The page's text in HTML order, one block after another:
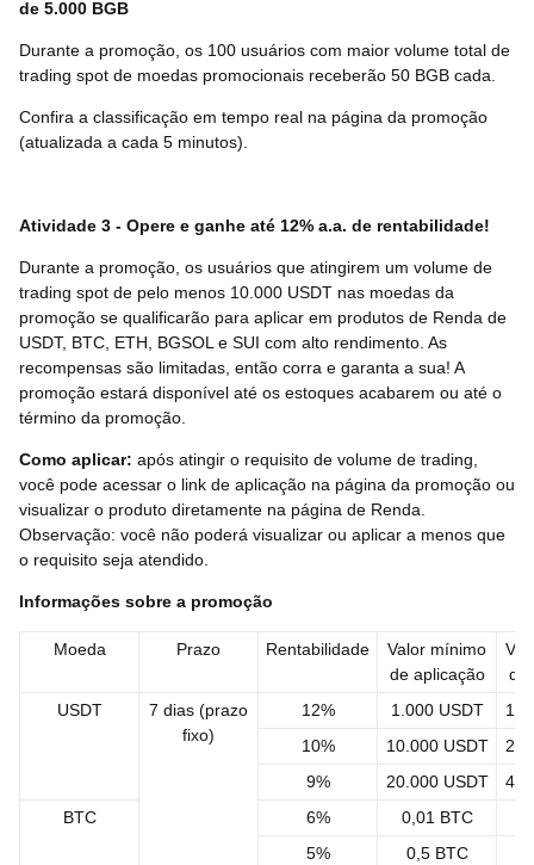
de 5.000 BGB
Durante a promoção, os 100 usuários com maior volume total de
trading spot de moedas promocionais receberão 50 BGB cada.
Confira a classificação em tempo real na página da promoção
(atualizada a cada 5 minutos).
Atividade 3 - Opere e ganhe até 12% a.a. de rentabilidade!
Durante a promoção, os usuários que atingirem um volume de
trading spot de pelo menos 10.000 USDT nas moedas da
promoção se qualificarão para aplicar em produtos de Renda de
USDT, BTC, ETH, BGSOL e SUI com alto rendimento. As
recompensas são limitadas, então corra e garanta a sua! A
promoção estará disponível até os estoques acabarem ou até o
término da promoção.
Como aplicar: após atingir o requisito de volume de trading,
você pode acessar o link de aplicação na página da promoção ou
visualizar o produto diretamente na página de Renda.
Observação: você não poderá visualizar ou aplicar a menos que
o requisito seja atendido.
Informações sobre a promoção
Moeda Prazo Rentabilidade
Valor mínimo
de aplicação
de
USDT
7 dias (prazo
fixo)
12% 1.000 USDT
10%
10.000 USDT
9%
20.000 USDT
BTC
6% 0,01 BTC
5%
0,5 BTC